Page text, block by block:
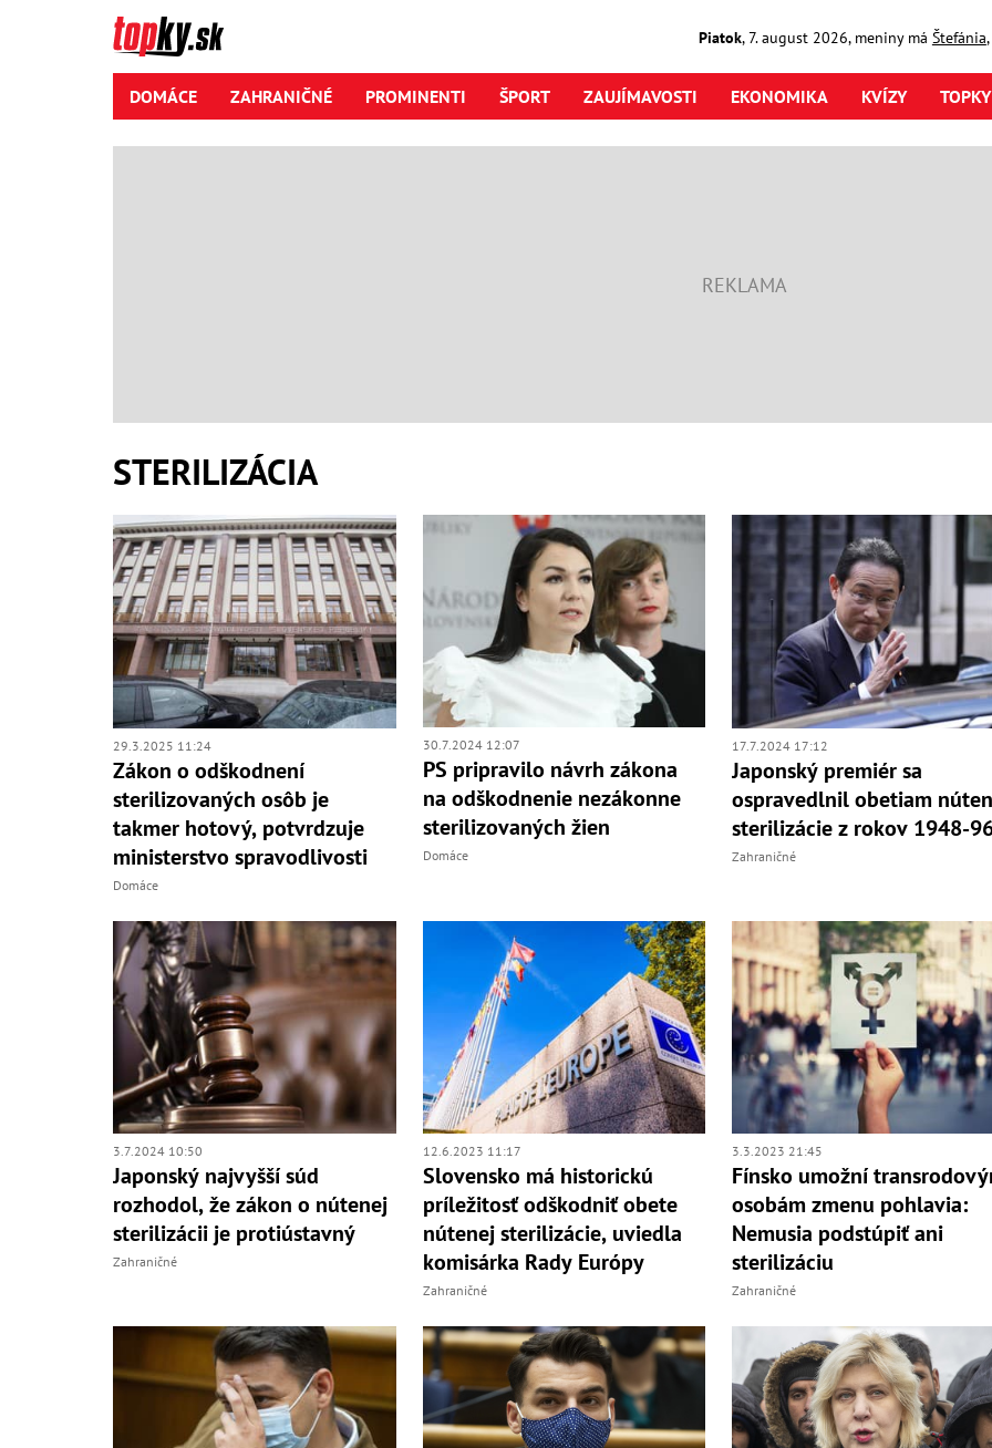
Piatok,7. august2026, meniny má Štefánia
DOMÁCE ZAHRANIČNÉ PROMINENTI ŠPORT ZAUJÍMAVOSTI EKONOMIKA KVÍZY
STERILIZÁCIA
29.3.2025 11:24
Zákon o odškodnení
sterilizovaných osôb je
takmer hotový, potvrdzuje
ministerstvo spravodlivosti
Domáce
30.7.2024 12:07
PS pripravilo návrh zákona
na odškodnenie nezákonne
sterilizovaných žien
Domáce
17.7.2024 17:12
Japonský premiér sa
ospravedlnil obetiam
sterilizácie z rokov 1948-
Zahraničné
3.7.2024 10:50
Japonský najvyšší súd
rozhodol, že zákon o nútenej
sterilizácii je protiústavný
Zahraničné
12.6.2023 11:17
Slovensko má historickú
príležitosť odškodniť obete
nútenej sterilizácie, uviedla
komisárka Rady Európy
Zahraničné
3.3.2023 21:45
Fínsko umožní
osobám zmenu pohlavia:
Nemusia podstúpiť ani
sterilizáciu
Zahraničné